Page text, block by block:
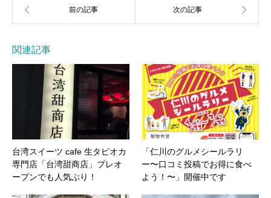
関連記事
台湾スイーツ cafe 生タピオカ
専門店「台湾甜商店」プレオ
ープンでも人気ぶり！
「仁川のグルメシールラリ
ー〜口コミ投稿でお得に食べ
よう！〜」開催中です